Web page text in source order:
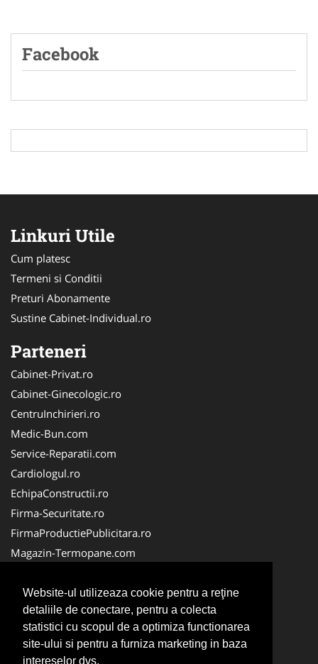
Website-ul utilizeaza cookie pentru a reţine
detaliile de conectare, pentru a colecta
statistici cu scopul de a optimiza functionarea
site-ului si pentru a furniza marketing in baza
intereselor dvs.
Facebook
Linkuri Utile
Cum platesc
Termeni si Conditii
Preturi Abonamente
Sustine Cabinet-Individual.ro
Parteneri
Cabinet-Privat.ro
Cabinet-Ginecologic.ro
CentruInchirieri.ro
Medic-Bun.com
Service-Reparatii.com
Cardiologul.ro
EchipaConstructii.ro
Firma-Securitate.ro
FirmaProductiePublicitara.ro
Magazin-Termopane.com
CramaVinuri.ro
FirmaTractariAuto.ro
InstalatiiSolare.com
Pescaresc.ro